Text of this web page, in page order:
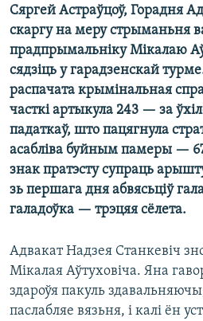
пошукуБЕЛАРУСЫ НА ВАЙНЕ
ПАЛІТВЯЗЬНІ
КУЛЬТУРА
АЎДЫЁКНІГІ
PREMIUM
МОВА
НА ХВАЛЯХ СВАБОДЫ
TWITTER
Усе сайты РС/РСЭ
Сяргей Астраўцоў, Горадня
скаргу на меру стрыманьня
прадпрымальніку Мікалаю
сядзіць у гарадзенскай
распачата крымінальная
часткі артыкула 243 — за
падаткаў, што пацягнула
асабліва буйным памеры —
знак пратэсту супраць
зь першага дня абвясьціў
галадоўка — трэцяя сёлета.
Адвакат Надзея Станкевіч
Мікалая Аўтуховіча. Яна
здароўя пакуль
паслабляе вязьня, і калі ён